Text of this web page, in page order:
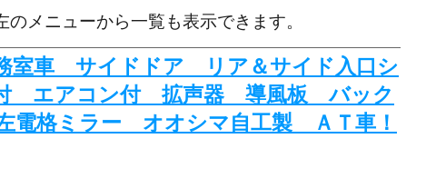
メニューから一覧も表示できます。
車 サイドドア リア＆サイド入口シ
エアコン付 拡声器 導風板 バック
格ミラー オオシマ自工製 ＡＴ車！